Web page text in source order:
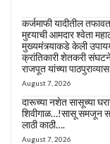
कर्जमाफी यादीतील
मुद्द्याची आमदार श्वेता
मुख्यमंत्र्याकडे केली
क्रांतिकारी शेतकरी
राजपूत यांच्या
August 7, 2026
दारूच्या नशेत सासूच्या
शिवीगाळ…!सासू समजून
लाठी काठी….
August 7, 2026